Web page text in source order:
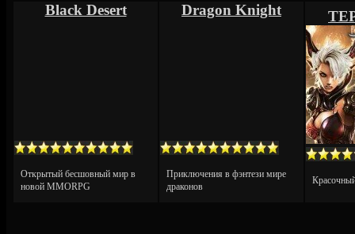
Black Desert
Открытый бесшовный мир в
новой MMORPG
Dragon Knight
Приключения в фэнтези мире
драконов